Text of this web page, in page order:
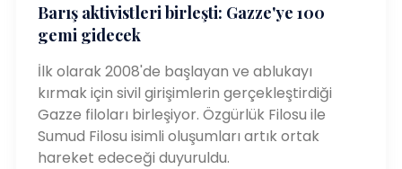
Barış aktivistleri birleşti: Gazze'ye 100
gemi gidecek
İlk olarak 2008'de başlayan ve ablukayı
kırmak için sivil girişimlerin gerçekleştirdiği
Gazze filoları birleşiyor. Özgürlük Filosu ile
Sumud Filosu isimli oluşumları artık ortak
hareket edeceği duyuruldu.